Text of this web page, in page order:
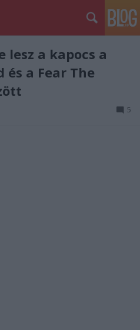
a kapocs a
és a Fear The
5